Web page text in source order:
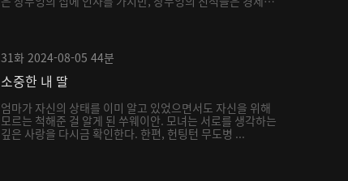
31화 2024-08-05 44분
소중한 내 딸
엄마가 자신의 상태를 이미 알고 있었으면서도 자신을 위해
모르는 척해준 걸 알게 된 쑤웨이안. 모녀는 서로를 생각하는
깊은 사랑을 다시금 확인한다. 한편, 헌팅턴 무도병 ...